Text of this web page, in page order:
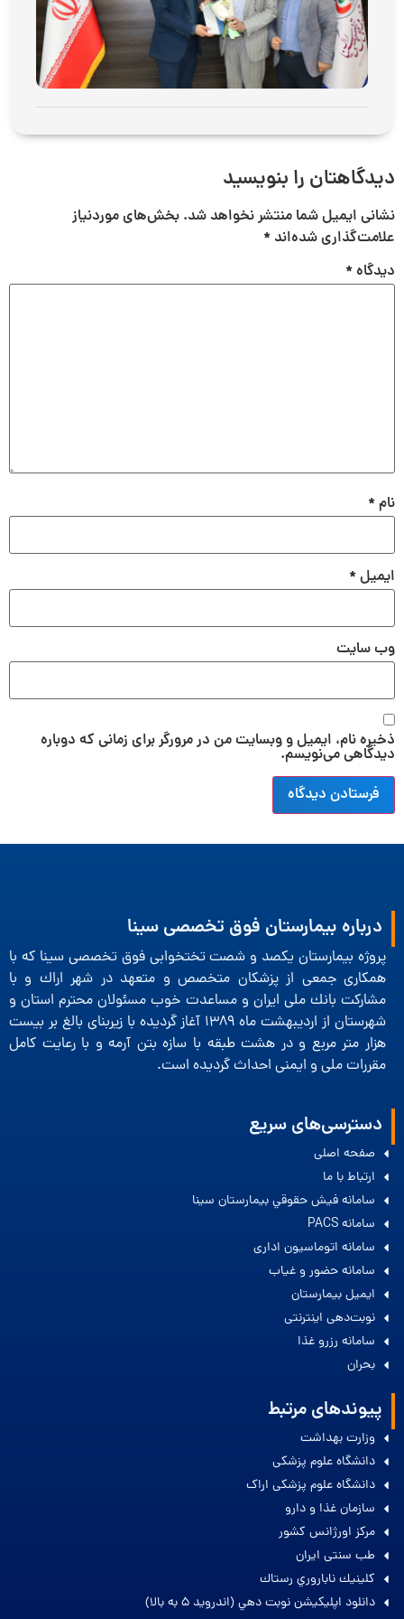
دیدگاهتان را بنویسید
نشانی ایمیل شما منتشر نخواهد شد. بخش‌های موردنیاز
علامت‌گذاری شده‌اند *
دیدگاه*
نام*
ایمیل*
وب‌ سایت
ذخیره نام، ایمیل و وبسایت من در مرورگر برای زمانی که دوباره
دیدگاهی می‌نویسم.
درباره بیمارستان فوق تخصصی سینا
پروژه بیمارستان یكصد و شصت تختخوابی فوق تخصصی سینا كه با
همكاری جمعی از پزشكان متخصص و متعهد در شهر اراك و با
مشاركت بانك ملی ایران و مساعدت خوب مسئولان محترم استان و
شهرستان از اردیبهشت ماه 1389 آغاز گردیده با زیربنای بالغ بر بیست
هزار متر مربع و در هشت طبقه با سازه بتن آرمه و با رعایت كامل
مقررات ملی و ایمنی احداث گردیده است.
دسترسی‌های سریع
صفحه اصلی
ارتباط با ما
سامانه فيش حقوقي بيمارستان سينا
سامانه PACS
سامانه اتوماسیون اداری
سامانه حضور و غیاب
ایمیل بیمارستان
نوبت‌دهی اینترنتی
سامانه رزرو غذا
بحران
پیوندهای مرتبط
وزارت بهداشت
دانشگاه علوم پزشکی
دانشگاه علوم پزشکی اراک
سازمان غذا و دارو
مرکز اورژانس کشور
طب سنتی ایران
كلينيك ناباروري رستاك
دانلود اپليكيشن نوبت دهي (اندرويد 5 به بالا)